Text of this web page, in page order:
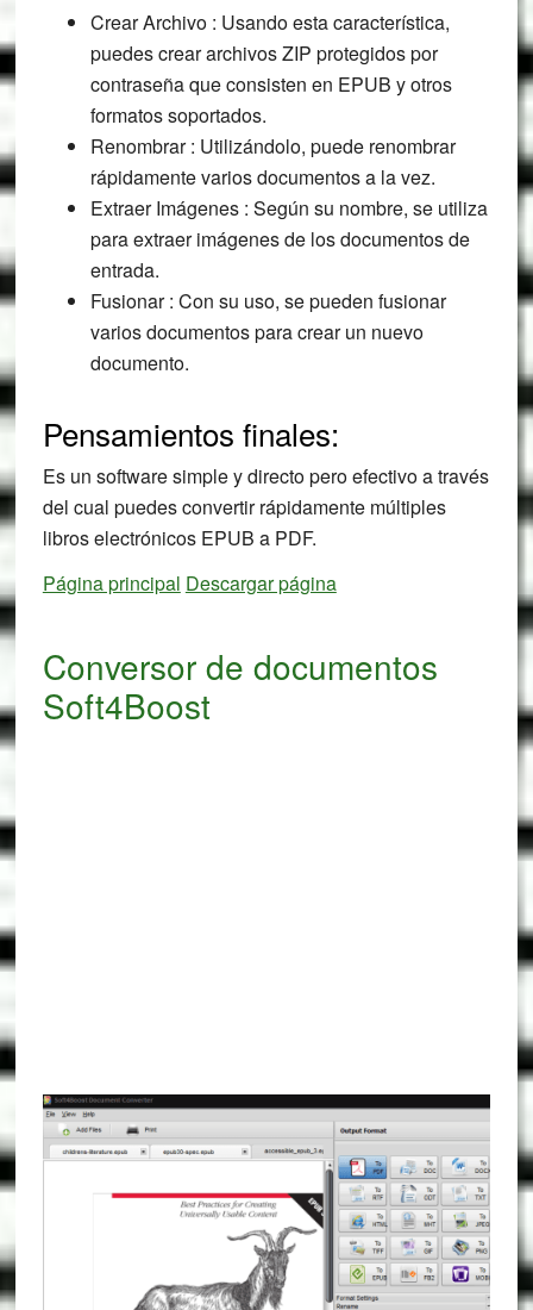
Crear Archivo : Usando esta característica,
puedes crear archivos ZIP protegidos por
contraseña que consisten en EPUB y otros
formatos soportados.
Renombrar : Utilizándolo, puede renombrar
rápidamente varios documentos a la vez.
Extraer Imágenes : Según su nombre, se utiliza
para extraer imágenes de los documentos de
entrada.
Fusionar : Con su uso, se pueden fusionar
varios documentos para crear un nuevo
documento.
Pensamientos finales:
Es un software simple y directo pero efectivo a través
del cual puedes convertir rápidamente múltiples
libros electrónicos EPUB a PDF.
Página principal Descargar página
Conversor de documentos
Soft4Boost